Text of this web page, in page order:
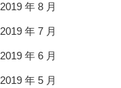
2019 年 8 月
2019 年 7 月
2019 年 6 月
2019 年 5 月